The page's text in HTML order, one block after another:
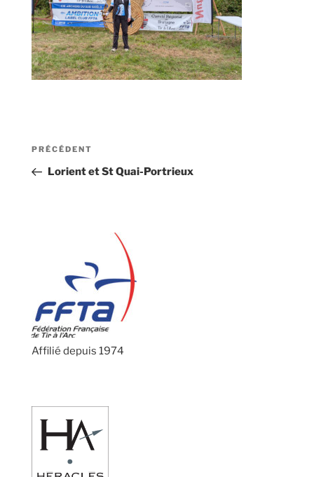
Navigation
l’article
Article
précédent
PRÉCÉDENT
Lorient et St Quai-Portrieux
Affilié depuis 1974